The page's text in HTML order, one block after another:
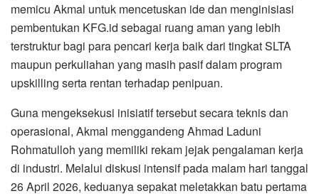
memicu Akmal untuk mencetuskan ide dan menginisiasi
pembentukan KFG.id sebagai ruang aman yang lebih
terstruktur bagi para pencari kerja baik dari tingkat SLTA
maupun perkuliahan yang masih pasif dalam program
upskilling serta rentan terhadap penipuan.
​Guna mengeksekusi inisiatif tersebut secara teknis dan
operasional, Akmal menggandeng Ahmad Laduni
Rohmatulloh yang memiliki rekam jejak pengalaman kerja
di industri. Melalui diskusi intensif pada malam hari tanggal
26 April 2026, keduanya sepakat meletakkan batu pertama